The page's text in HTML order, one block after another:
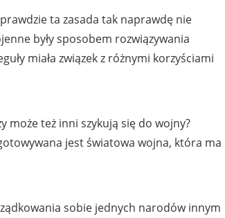
ta zasada tak naprawdę nie
były sposobem rozwiązywania
miała związek z różnymi korzyściami
może też inni szykują się do wojny?
jest światowa wojna, która ma
sobie jednych narodów innym